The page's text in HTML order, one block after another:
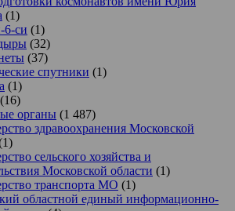
(1)
6-си (1)
(32)
(37)
спутники (1)
(1)
(16)
органы (1 487)
здравоохранения Московской
сельского хозяйства и
Московской области (1)
транспорта МО (1)
областной единый информационно-